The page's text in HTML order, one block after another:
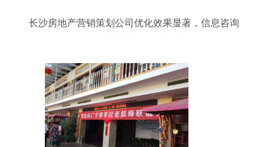
长沙房地产营销策划公司优化效果显著，信息咨询